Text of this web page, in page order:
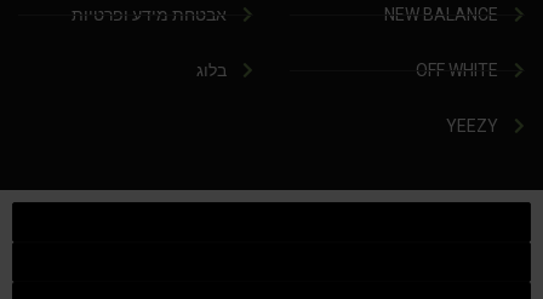
NEW BALANCE
OFF WHITE
YEEZY
אבטחת מידע ופרטיות
בלוג